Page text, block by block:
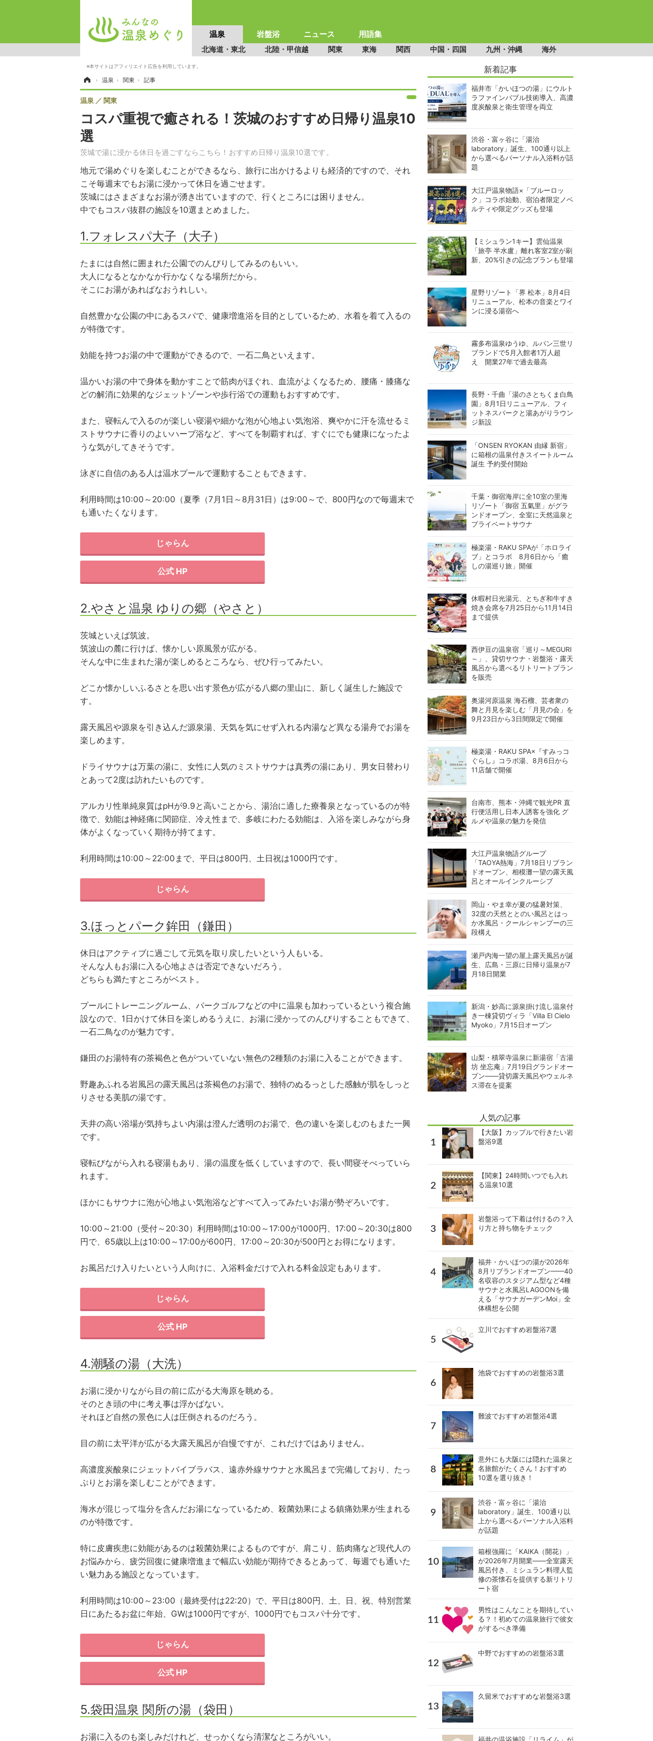
温泉
北海道・東北 北陸・甲信越 関東 東海 関西 中国・四国 九州・沖縄 海外
岩盤浴 ニュース 用語集
※本サイトはアフィリエイト広告を利用しています。
› 温泉 › 関東 › 記事
コスパ重視で癒される！茨城のおすすめ日帰り温泉10
選
茨城で湯に浸かる休日を過ごすならこちら！おすすめ日帰り温泉10選です。
温泉 関東
地元で湯めぐりを楽しむことができるなら、旅行に出かけるよりも経済的ですので、それ
こそ毎週末でもお湯に浸かって休日を過ごせます。
茨城にはさまざまなお湯が湧き出ていますので、行くところには困りません。
中でもコスパ抜群の施設を10選まとめました。
1.フォレスパ大子（大子）
たまには自然に囲まれた公園でのんびりしてみるのもいい。
大人になるとなかなか行かなくなる場所だから。
そこにお湯があればなおうれしい。
自然豊かな公園の中にあるスパで、健康増進浴を目的としているため、水着を着て入るの
が特徴です。
効能を持つお湯の中で運動ができるので、一石二鳥といえます。
温かいお湯の中で身体を動かすことで筋肉がほぐれ、血流がよくなるため、腰痛・膝痛な
どの解消に効果的なジェットゾーンや歩行浴での運動もおすすめです。
また、寝転んで入るのが楽しい寝湯や細かな泡が心地よい気泡浴、爽やかに汗を流せるミ
ストサウナに香りのよいハーブ浴など、すべてを制覇すれば、すぐにでも健康になったよ
うな気がしてきそうです。
泳ぎに自信のある人は温水プールで運動することもできます。
利用時間は10:00～20:00（夏季（7月1日～8月31日）は9:00～で、800円なので毎週末で
も通いたくなります。
じゃらん
公式 HP
2.やさと温泉 ゆりの郷（やさと）
茨城といえば筑波。
筑波山の麓に行けば、懐かしい原風景が広がる。
そんな中に生まれた湯が楽しめるところなら、ぜひ行ってみたい。
どこか懐かしいふるさとを思い出す景色が広がる八郷の里山に、新しく誕生した施設で
す。
露天風呂や源泉を引き込んだ源泉湯、天気を気にせず入れる内湯など異なる湯舟でお湯を
楽しめます。
ドライサウナは万葉の湯に、女性に人気のミストサウナは真秀の湯にあり、男女日替わり
とあって2度は訪れたいものです。
アルカリ性単純泉質はpHが9.9と高いことから、湯治に適した療養泉となっているのが特
徴で、効能は神経痛に関節症、冷え性まで、多岐にわたる効能は、入浴を楽しみながら身
体がよくなっていく期待が持てます。
利用時間は10:00～22:00まで、平日は800円、土日祝は1000円です。
じゃらん
3.ほっとパーク鉾田（鎌田）
休日はアクティブに過ごして元気を取り戻したいという人もいる。
そんな人もお湯に入る心地よさは否定できないだろう。
どちらも満たすところがベスト。
プールにトレーニングルーム、パークゴルフなどの中に温泉も加わっているという複合施
設なので、1日かけて休日を楽しめるうえに、お湯に浸かってのんびりすることもできて、
一石二鳥なのが魅力です。
鎌田のお湯特有の茶褐色と色がついていない無色の2種類のお湯に入ることができます。
野趣あふれる岩風呂の露天風呂は茶褐色のお湯で、独特のぬるっとした感触が肌をしっと
りさせる美肌の湯です。
天井の高い浴場が気持ちよい内湯は澄んだ透明のお湯で、色の違いを楽しむのもまた一興
です。
寝転びながら入れる寝湯もあり、湯の温度を低くしていますので、長い間寝そべっていら
れます。
ほかにもサウナに泡が心地よい気泡浴などすべて入ってみたいお湯が勢ぞろいです。
10:00～21:00（受付～20:30）利用時間は10:00～17:00が1000円、17:00～20:30は800
円で、65歳以上は10:00～17:00が600円、17:00～20:30が500円とお得になります。
お風呂だけ入りたいという人向けに、入浴料金だけで入れる料金設定もあります。
じゃらん
公式 HP
4.潮騒の湯（大洗）
お湯に浸かりながら目の前に広がる大海原を眺める。
そのとき頭の中に考え事は浮かばない。
それほど自然の景色に人は圧倒されるのだろう。
目の前に太平洋が広がる大露天風呂が自慢ですが、これだけではありません。
高濃度炭酸泉にジェットバイブラバス、遠赤外線サウナと水風呂まで完備しており、たっ
ぷりとお湯を楽しむことができます。
海水が混じって塩分を含んだお湯になっているため、殺菌効果による鎮痛効果が生まれる
のが特徴です。
特に皮膚疾患に効能があるのは殺菌効果によるものですが、肩こり、筋肉痛など現代人の
お悩みから、疲労回復に健康増進まで幅広い効能が期待できるとあって、毎週でも通いた
い魅力ある施設となっています。
利用時間は10:00～23:00（最終受付は22:20）で、平日は800円、土、日、祝、特別営業
日にあたるお盆に年始、GWは1000円ですが、1000円でもコスパ十分です。
じゃらん
公式 HP
5.袋田温泉 関所の湯（袋田）
お湯に入るのも楽しみだけれど、せっかくなら清潔なところがいい。
新着記事
福井市「かいほつの湯」にウルト
ラファインバブル技術導入、高濃
度炭酸泉と衛生管理を両立
渋谷・富ヶ谷に「湯治
laboratory」誕生、100通り以上
から選べるパーソナル入浴料が話
題
大江戸温泉物語×「ブルーロッ
ク」コラボ始動、宿泊者限定ノベ
ルティや限定グッズも登場
【ミシュラン1キー】雲仙温泉
「旅亭 半水盧」離れ客室2室が刷
新、20%引きの記念プランも登場
星野リゾート「界 松本」8月4日
リニューアル、松本の音楽とワイ
ンに浸る湯宿へ
霧多布温泉ゆうゆ、ルパン三世リ
ブランドで5月入館者1万人超
え 開業27年で過去最高
長野・千曲「湯のさとちくま白鳥
園」8月1日リニューアル、フィ
ットネスパークと湯あがりラウン
ジ新設
「ONSEN RYOKAN 由縁 新宿」
に箱根の温泉付きスイートルーム
誕生 予約受付開始
千葉・御宿海岸に全10室の里海
リゾート「御宿 五氣里」がグラ
ンドオープン、全室に天然温泉と
プライベートサウナ
極楽湯・RAKU SPAが「ホロライ
ブ」とコラボ 8月6日から「癒
しの湯巡り旅」開催
休暇村日光湯元、とちぎ和牛すき
焼き会席を7月25日から11月14日
まで提供
西伊豆の温泉宿「巡り～MEGURI
～」、貸切サウナ・岩盤浴・露天
風呂から選べるリトリートプラン
を販売
奥湯河原温泉 海石榴、芸者衆の
舞と月見を楽しむ「月見の会」を
9月23日から3日間限定で開催
極楽湯・RAKU SPA×『すみっコ
ぐらし』コラボ湯、8月6日から
11店舗で開催
台南市、熊本・沖縄で観光PR 直
行便活用し日本人誘客を強化 グ
ルメや温泉の魅力を発信
大江戸温泉物語グループ
「TAOYA熱海」7月18日リブラン
ドオープン、相模灘一望の露天風
呂とオールインクルーシブ
岡山・やま幸が夏の猛暑対策、
32度の天然ととのい風呂とはっ
か水風呂・クールシャンプーの三
段構え
瀬戸内海一望の屋上露天風呂が誕
生、広島・三原に日帰り温泉が7
月18日開業
新潟・妙高に源泉掛け流し温泉付
き一棟貸切ヴィラ「Villa El Cielo
Myoko」7月15日オープン
山梨・積翠寺温泉に新湯宿「古湯
坊 坐忘庵」7月19日グランドオー
プン——貸切露天風呂やウェルネ
ス滞在を提案
人気の記事
【大阪】カップルで行きたい岩
盤浴9選
【関東】24時間いつでも入れ
る温泉10選
岩盤浴って下着は付けるの？入
り方と持ち物をチェック
福井・かいほつの湯が2026年
8月リブランドオープン——40
名収容のスタジアム型など4種
サウナと水風呂LAGOONを備
える「サウナガーデンMoi」全
体構想を公開
立川でおすすめ岩盤浴7選
池袋でおすすめの岩盤浴3選
難波でおすすめ岩盤浴4選
意外にも大阪には隠れた温泉と
名旅館がたくさん！おすすめ
10選を選り抜き！
渋谷・富ヶ谷に「湯治
laboratory」誕生、100通り以
上から選べるパーソナル入浴料
が話題
箱根強羅に「KAIKA（開花）」
が2026年7月開業――全室露天
風呂付き、ミシュラン料理人監
修の茶懐石を提供する新リトリ
ート宿
男性はこんなことを期待してい
る？！初めての温泉旅行で彼女
がするべき準備
中野でおすすめの岩盤浴3選
久留米でおすすめな岩盤浴3選
福井の温浴施設「リライム」が